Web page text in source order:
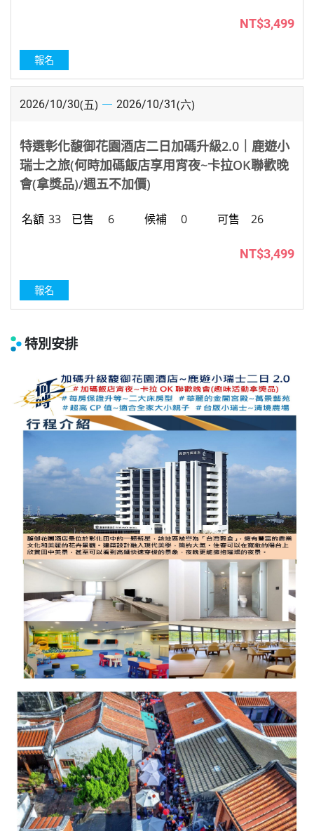
特別安排
NT$3,499
報名
2026/10/30(五) 2026/10/31(六)
特選彰化馥御花園酒店二日加碼升級2.0｜鹿遊小
瑞士之旅(何時加碼飯店享用宵夜~卡拉OK聯歡晚
會(拿獎品)/週五不加價)
33 6 0 26
NT$3,499
報名